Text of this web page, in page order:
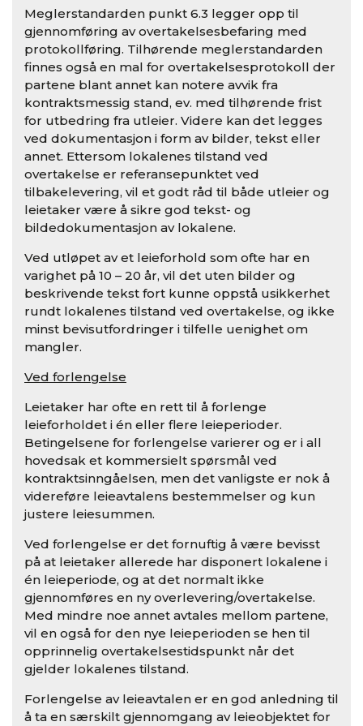
Meglerstandarden punkt 6.3 legger opp til
gjennomføring av overtakelsesbefaring med
protokollføring. Tilhørende meglerstandarden
finnes også en mal for overtakelsesprotokoll der
partene blant annet kan notere avvik fra
kontraktsmessig stand, ev. med tilhørende frist
for utbedring fra utleier. Videre kan det legges
ved dokumentasjon i form av bilder, tekst eller
annet. Ettersom lokalenes tilstand ved
overtakelse er referansepunktet ved
tilbakelevering, vil et godt råd til både utleier og
leietaker være å sikre god tekst- og
bildedokumentasjon av lokalene.
Ved utløpet av et leieforhold som ofte har en
varighet på 10 – 20 år, vil det uten bilder og
beskrivende tekst fort kunne oppstå usikkerhet
rundt lokalenes tilstand ved overtakelse, og ikke
minst bevisutfordringer i tilfelle uenighet om
mangler.
Ved forlengelse
Leietaker har ofte en rett til å forlenge
leieforholdet i én eller flere leieperioder.
Betingelsene for forlengelse varierer og er i all
hovedsak et kommersielt spørsmål ved
kontraktsinngåelsen, men det vanligste er nok å
videreføre leieavtalens bestemmelser og kun
justere leiesummen.
Ved forlengelse er det fornuftig å være bevisst
på at leietaker allerede har disponert lokalene i
én leieperiode, og at det normalt ikke
gjennomføres en ny overlevering/overtakelse.
Med mindre noe annet avtales mellom partene,
vil en også for den nye leieperioden se hen til
opprinnelig overtakelsestidspunkt når det
gjelder lokalenes tilstand.
Forlengelse av leieavtalen er en god anledning til
å ta en særskilt gjennomgang av leieobjektet for